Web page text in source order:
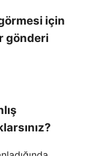
için
gönderi